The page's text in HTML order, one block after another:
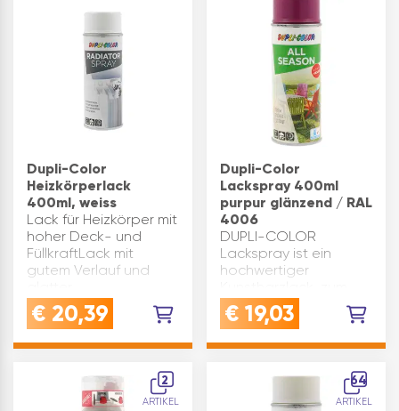
Dupli-Color
Heizkörperlack
400ml, weiss
Lack für Heizkörper mit
hoher Deck- und
FüllkraftLack mit
gutem Verlauf und
OberflächeAusgezeichnete
Haftung - schnell
Farbton- und
glanzbeständigLIEFERUMFANG:
Heizkörper-…
€ 20,39
Dupli-Color
Lackspray 400ml
purpur glänzend / RAL
4006
DUPLI-COLOR
Lackspray ist ein
hochwertiger
Lackieren und
Reparieren von
Innen- und
Außenbereich.Geeignet
für Holz, Metall, Papier,
Glas, Stein,
€ 19,03
2
ARTIKEL
64
ARTIKEL